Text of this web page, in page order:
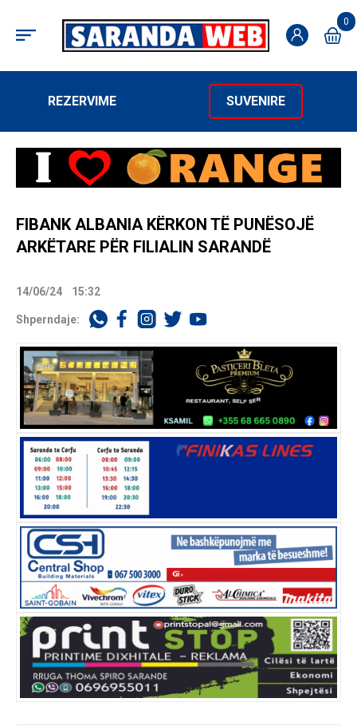
0
REZERVIME SUVENIRE
FIBANK ALBANIA KËRKON TË PUNËSOJË
ARKËTARE PËR FILIALIN SARANDË
14/06/24 15:32
Shperndaje: